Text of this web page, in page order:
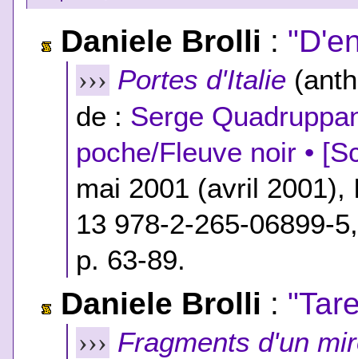
Daniele Brolli :
››› Portes d'Italie
de : Serge
poche/Fleuve noir •
mai 2001 (avril 2001),
13 978-2-265-06899-5
p. 63-89.
Daniele Brolli :
››› Fragments d'un